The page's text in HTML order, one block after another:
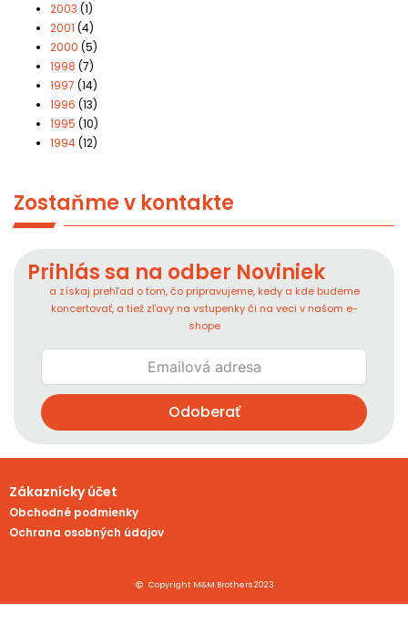
2003 (1)
2001 (4)
2000 (5)
1998 (7)
1997 (14)
1996 (13)
1995 (10)
1994(12)
Zostaňme v kontakte
Prihlás sa na odber Noviniek
a získaj prehľad o tom, čo pripravujeme, kedy a kde budeme
koncertovať, a tiež zľavy na vstupenky či na veci v našom e-
shope
Odoberať
Zákaznícky účet
Obchodné podmienky
Ochrana osobných údajov
Copyright M&M Brothers 2023